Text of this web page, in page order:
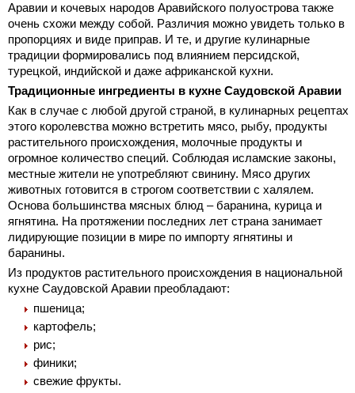
Аравии и кочевых народов Аравийского полуострова также
очень схожи между собой. Различия можно увидеть только в
пропорциях и виде приправ. И те, и другие кулинарные
традиции формировались под влиянием персидской,
турецкой, индийской и даже африканской кухни.
Традиционные ингредиенты в кухне Саудовской Аравии
Как в случае с любой другой страной, в кулинарных рецептах
этого королевства можно встретить мясо, рыбу, продукты
растительного происхождения, молочные продукты и
огромное количество специй. Соблюдая исламские законы,
местные жители не употребляют свинину. Мясо других
животных готовится в строгом соответствии с халялем.
Основа большинства мясных блюд – баранина, курица и
ягнятина. На протяжении последних лет страна занимает
лидирующие позиции в мире по импорту ягнятины и
баранины.
Из продуктов растительного происхождения в национальной
кухне Саудовской Аравии преобладают:
пшеница;
картофель;
рис;
финики;
свежие фрукты.